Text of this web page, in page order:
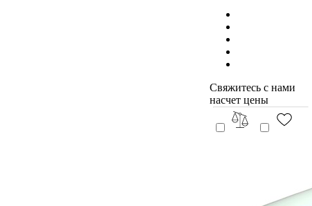
Свяжитесь с нами
насчет цены